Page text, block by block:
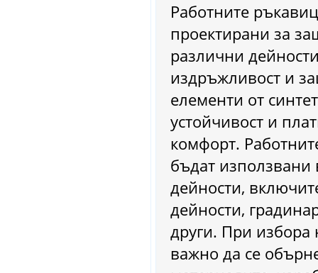
Работните
проектирани за
различни
издръжливост и
елементи от
устойчивост и
комфорт.
бъдат
дейности,
дейности,
други. При избора
важно да се